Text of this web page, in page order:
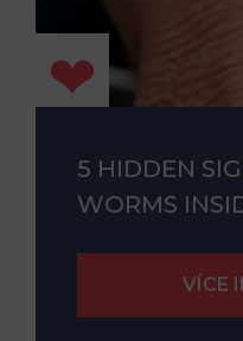
5 HIDDEN
WORMS